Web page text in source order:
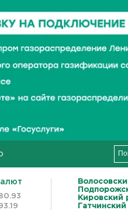
Кировский